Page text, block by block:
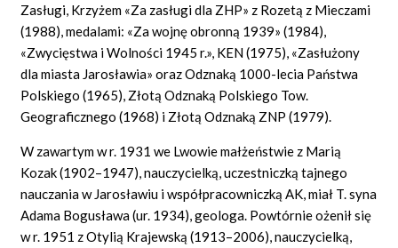
Zasługi, Krzyżem «Za zasługi dla ZHP» z Rozetą z Mieczami
(1988), medalami: «Za wojnę obronną 1939» (1984),
«Zwycięstwa i Wolności 1945 r.», KEN (1975), «Zasłużony
dla miasta Jarosławia» oraz Odznaką 1000-lecia Państwa
Polskiego (1965), Złotą Odznaką Polskiego Tow.
Geograficznego (1968) i Złotą Odznaką ZNP (1979).
W zawartym w r. 1931 we Lwowie małżeństwie z Marią
Kozak (1902–1947), nauczycielką, uczestniczką tajnego
nauczania w Jarosławiu i współpracowniczką AK, miał T. syna
Adama Bogusława (ur. 1934), geologa. Powtórnie ożenił się
w r. 1951 z Otylią Krajewską (1913–2006), nauczycielką,